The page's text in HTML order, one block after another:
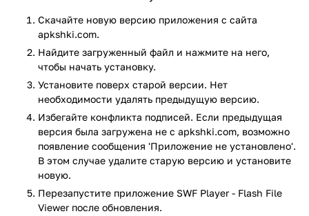
Воспроизводит видеофайлы соответственно с их
качеством (не портит качество)
Приняты для глаз дизайн
Возможность делать изменения в дизайне (чёрный и
белый стиль).
Как скачать приложение SWF Player
Free?
SWF Player Free скачивается очень просто всего одним
кликом, но для начала необходимо найти приложение на
нашем сайте. Вы можете воспользоваться специальным
поисковиком (написать в строке название приложения)
Скачайте новую версию приложения с сайта
apkshki.com.
Найдите загруженный файл и нажмите на него,
чтобы начать установку.
Установите поверх старой версии. Нет
необходимости удалять предыдущую версию.
Избегайте конфликта подписей. Если предыдущая
версия была загружена не с apkshki.com, возможно
появление сообщения 'Приложение не установлено'.
В этом случае удалите старую версию и установите
новую.
Перезапустите приложениe SWF Player - Flash File
Viewer после обновления.